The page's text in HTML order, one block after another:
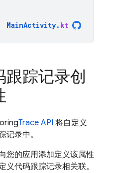
MainActivity. kt
跟踪记录创
Trace API 将自定义
记录中。
您的应用添加定义该属性
义代码跟踪记录相关联。